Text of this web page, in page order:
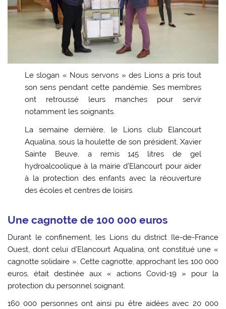
Le slogan « Nous servons » des Lions a pris tout
son sens pendant cette pandémie. Ses membres
ont retroussé leurs manches pour servir
notamment les soignants.
La semaine dernière, le Lions club Elancourt
Aqualina, sous la houlette de son président, Xavier
Sainte Beuve, a remis 145 litres de gel
hydroalcoolique à la mairie d’Elancourt pour aider
à la protection des enfants avec la réouverture
des écoles et centres de loisirs.
Une cagnotte de 100 000 euros
Durant le confinement, les Lions du district Ile-de-France
Ouest, dont celui d’Elancourt Aqualina, ont constitué une «
cagnotte solidaire ». Cette cagnotte, approchant les 100 000
euros, était destinée aux « actions Covid-19 » pour la
protection du personnel soignant.
160 000 personnes ont ainsi pu être aidées avec 20 000